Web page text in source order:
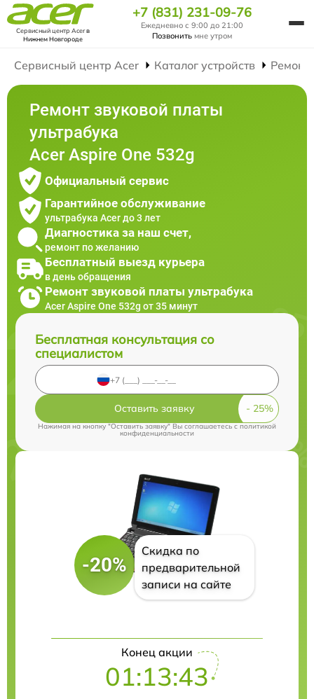
Сервисный центр Acerв
Нижнем Новгороде
+7 (831) 231-09-76
Ежедневно с 9:00 до 21:00
Позвонить мне утром
Сервисный центр Acer Каталог устройств Ремонт
Ремонт звуковой платы
ультрабука
Acer Aspire One 532g
Официальный сервис
Гарантийное обслуживание
ультрабука Acer до 3 лет
Диагностика за наш счет,
ремонт по желанию
Бесплатный выезд курьера
в день обращения
Ремонт звуковой платы ультрабука
Acer Aspire One 532g от 35 минут
Бесплатная консультация со
специалистом
Оставить заявку
Нажимая на кнопку "Оставить заявку" Вы соглашаетесь cполитикой
конфиденциальности
-20%
Скидка по
предварительной
записи на сайте
Конец акции
01:13:42